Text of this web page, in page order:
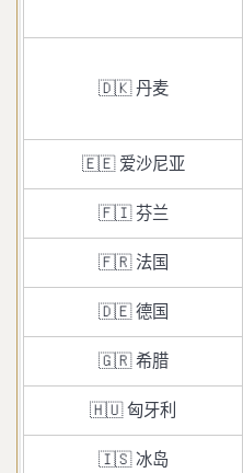
🇩🇰 丹麦
🇪🇪 爱沙尼亚
🇫🇮 芬兰
🇫🇷 法国
🇩🇪 德国
🇬🇷 希腊
🇭🇺 匈牙利
🇮🇸 冰岛